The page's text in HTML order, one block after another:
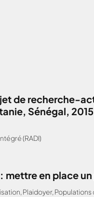
de recherche-
Sénégal,
(RADI)
mettre en place
, Plaidoyer, Populations